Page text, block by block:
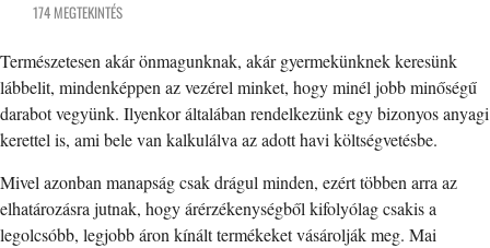
174 MEGTEKINTÉS
Természetesen akár önmagunknak, akár gyermekünknek keresünk
lábbelit, mindenképpen az vezérel minket, hogy minél jobb minőségű
darabot vegyünk. Ilyenkor általában rendelkezünk egy bizonyos anyagi
kerettel is, ami bele van kalkulálva az adott havi költségvetésbe.
Mivel azonban manapság csak drágul minden, ezért többen arra az
elhatározásra jutnak, hogy árérzékenységből kifolyólag csakis a
legolcsóbb, legjobb áron kínált termékeket vásárolják meg. Mai